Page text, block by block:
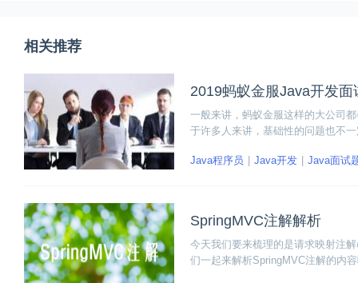
相关推荐
2019蚂蚁金服Java开发面
一般来讲，蚂蚁金服这样的大公司
于许多人来讲，基础性的问题也不
查漏补缺，看看自己的学习有哪些
Java程序员 Java开发 Java面试
SpringMVC注解解析
今天我们要来梳理的是请求映射注
们一起来解析SpringMVC注解的内